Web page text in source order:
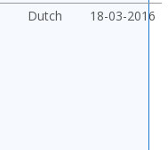
Dutch 18-03-2016